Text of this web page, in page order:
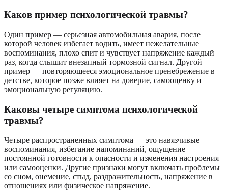
Каков пример психологической травмы?
Один пример — серьезная автомобильная авария, после
которой человек избегает водить, имеет нежелательные
воспоминания, плохо спит и чувствует напряжение каждый
раз, когда слышит внезапный тормозной сигнал. Другой
пример — повторяющееся эмоциональное пренебрежение в
детстве, которое позже влияет на доверие, самооценку и
эмоциональную регуляцию.
Каковы четыре симптома психологической
травмы?
Четыре распространенных симптома — это навязчивые
воспоминания, избегание напоминаний, ощущение
постоянной готовности к опасности и изменения настроения
или самооценки. Другие признаки могут включать проблемы
со сном, онемение, стыд, раздражительность, напряжение в
отношениях или физическое напряжение.